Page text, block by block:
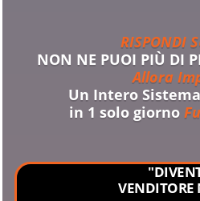
RISPONDI
NON NE PUOI PIÙ DI
Allora
Un Intero
in 1 solo giorno
VENDITORE